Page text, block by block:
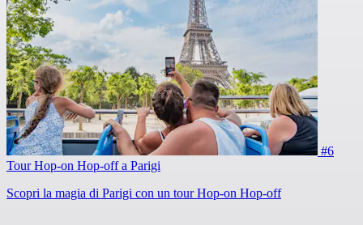
#6
Tour Hop-on Hop-off a Parigi
Scopri la magia di Parigi con un tour Hop-on Hop-off